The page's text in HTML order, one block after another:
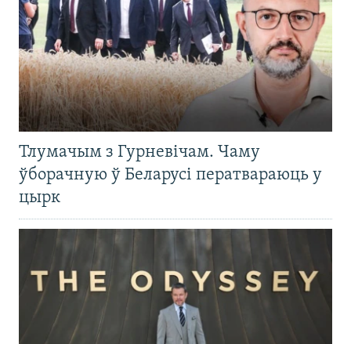
Тлумачым з Гурневічам. Чаму
ўборачную ў Беларусі ператвараюць у
цырк